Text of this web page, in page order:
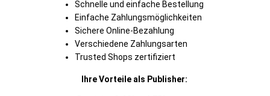
Schnelle und einfache Bestellung
Einfache Zahlungsmöglichkeiten
Sichere Online-Bezahlung
Verschiedene Zahlungsarten
Trusted Shops zertifiziert
Ihre Vorteile als Publisher: